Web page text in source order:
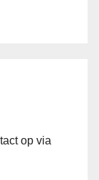
op via